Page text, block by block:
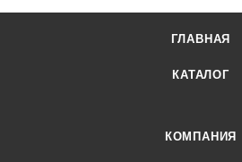
ГЛАВНАЯ
КАТАЛОГ
КОМПАНИЯ